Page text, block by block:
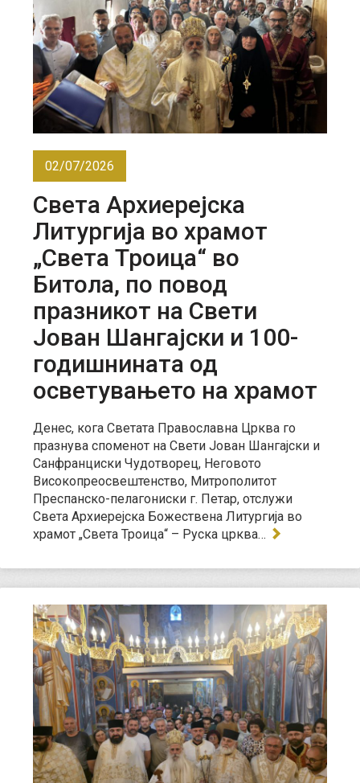
02/07/2026
Света Архиерејска
Литургија во храмот
„Света Троица“ во
Битола, по повод
празникот на Свети
Јован Шангајски и 100-
годишнината од
осветувањето на храмот
Денес, кога Светата Православна Црква го
празнува споменот на Свети Јован Шангајски и
Санфранциски Чудотворец, Неговото
Високопреосвештенство, Митрополитот
Преспанско-пелагониски г. Петар, отслужи
Света Архиерејска Божествена Литургија во
храмот „Света Троица“ – Руска црква…